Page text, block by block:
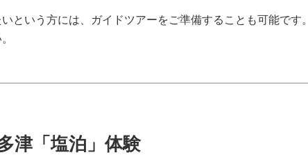
という方には、ガイドツアーをご準備することも可能です。
津「塩泊」体験